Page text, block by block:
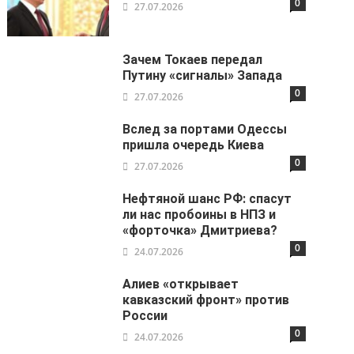
27.07.2026
Зачем Токаев передал
Путину «сигналы» Запада
27.07.2026 0
Вслед за портами Одессы
пришла очередь Киева
27.07.2026 0
Нефтяной шанс РФ: спасут
ли нас пробоины в НПЗ и
«форточка» Дмитриева?
24.07.2026 0
Алиев «открывает
кавказский фронт» против
России
24.07.2026 0